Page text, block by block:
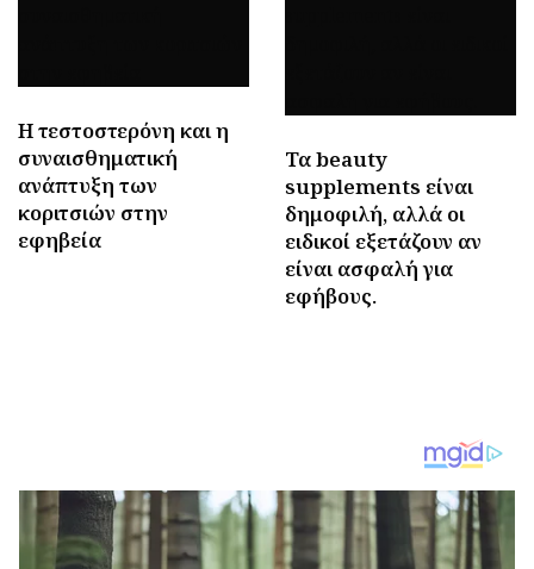
Η τεστοστερόνη και η
συναισθηματική
ανάπτυξη των
κοριτσιών στην
εφηβεία
Τα beauty
supplements είναι
δημοφιλή, αλλά οι
ειδικοί εξετάζουν αν
είναι ασφαλή για
εφήβους.